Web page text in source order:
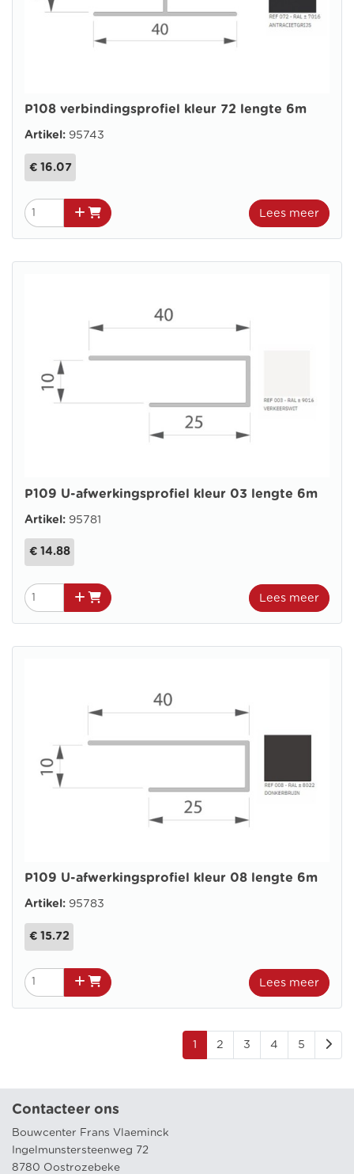
P108 verbindingsprofiel kleur 72 lengte 6m
Artikel: 95743
€ 16.07
Lees meer
P109 U-afwerkingsprofiel kleur 03 lengte 6m
Artikel: 95781
€ 14.88
Lees meer
P109 U-afwerkingsprofiel kleur 08 lengte 6m
Artikel: 95783
€ 15.72
Lees meer
1 2 3 4 5
Contacteer ons
Bouwcenter Frans Vlaeminck
Ingelmunstersteenweg 72
8780 Oostrozebeke